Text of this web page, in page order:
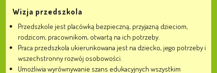
Wizja przedszkola
Przedszkole jest placówką bezpieczną, przyjazną dzieciom,
rodzicom, pracownikom, otwartą na ich potrzeby.
Praca przedszkola ukierunkowana jest na dziecko, jego potrzeby i
wszechstronny rozwój osobowości.
Umożliwia wyrównywanie szans edukacyjnych wszystkim